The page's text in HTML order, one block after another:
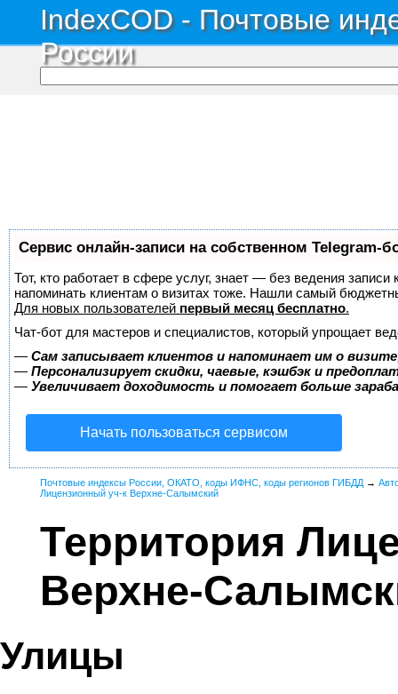
IndexCOD - Почтовые
России
Сервис онлайн-записи на собственном Telegram-
Тот, кто работает в сфере услуг, знает — без ведения
напоминать клиентам о визитах тоже. Нашли самый
Для новых пользователей первый месяц бесплатно.
Чат-бот для мастеров и специалистов, который упрощает
— Сам записывает клиентов и напоминает им о
— Персонализирует скидки, чаевые, кэшбэк и
— Увеличивает доходимость и помогает больше
Начать пользоваться сервисом
Почтовые индексы России, ОКАТО, коды ИФНС, коды регионов ГИБДД →
Лицензионный уч-к Верхне-Салымский
Территория
Верхне-
Улицы